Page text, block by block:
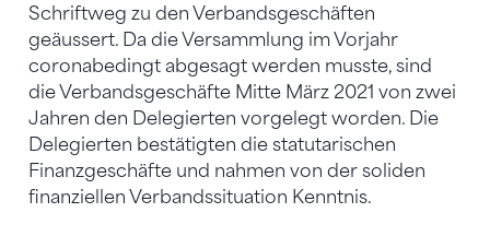
Schriftweg zu den Verbandsgeschäften
geäussert. Da die Versammlung im Vorjahr
coronabedingt abgesagt werden musste, sind
die Verbandsgeschäfte Mitte März 2021 von zwei
Jahren den Delegierten vorgelegt worden. Die
Delegierten bestätigten die statutarischen
Finanzgeschäfte und nahmen von der soliden
finanziellen Verbandssituation Kenntnis.